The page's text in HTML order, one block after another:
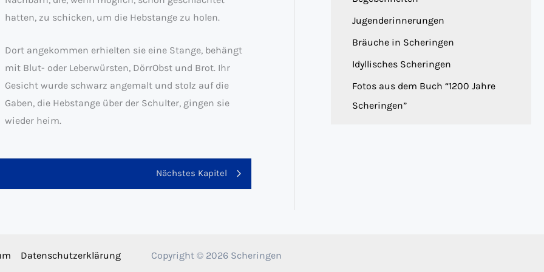
hatten, zu schicken, um die Hebstange zu holen.
Dort angekommen erhielten sie eine Stange, behängt
mit Blut- oder Leberwürsten, DörrObst und Brot. Ihr
Gesicht wurde schwarz angemalt und stolz auf die
Gaben, die Hebstange über der Schulter, gingen sie
wieder heim.
Nächstes Kapitel
Jugenderinnerungen
Bräuche in Scheringen
Idyllisches Scheringen
Fotos aus dem Buch “1200 Jahre
Scheringen”
Datenschutzerklärung Copyright © 2026 Scheringen